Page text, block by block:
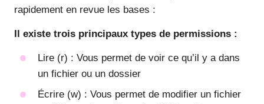
rapidement en revue les bases :
Il existe trois principaux types de permissions :
Lire (r) : Vous permet de voir ce qu’il y a dans
un fichier ou un dossier
Écrire (w) : Vous permet de modifier un fichier